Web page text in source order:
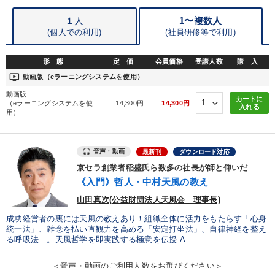
※「更新」を押すと「タグ・キーワード」を更新いただけます。
１人
(個人での利用)
1〜複数人
(社員研修等で利用)
形 態 定 価 会員価格 受講人数 購 入
ondemand_video 動画版（eラーニングシステムを使用）
動画版
（eラーニングシステムを使
用）
14,300円 14,300円
カートに
入れる
音声・動画 最新刊 ダウンロード対応
京セラ創業者稲盛氏ら数多の社長が師と仰いだ
《入門》哲人・中村天風の教え
山田真次(公益財団法人天風会 理事長)
成功経営者の裏には天風の教えあり！組織全体に活力をもたらす「心身
統一法」、雑念を払い直観力を高める「安定打坐法」、自律神経を整え
る呼吸法…。天風哲学を即実践する極意を伝授 A...
＜音声・動画のご利用人数をお選びください＞